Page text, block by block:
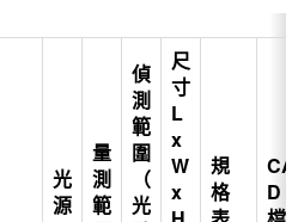
光
源
量
測
範
偵
測
範
圍
（
光
尺
寸
L
x
W
x
規
格
CA
D